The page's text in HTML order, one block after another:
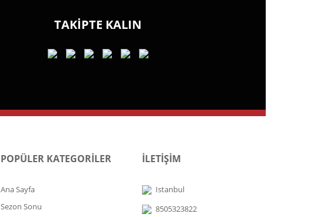
TAKİPTE KALIN
POPÜLER KATEGORİLER
Ana Sayfa
Sezon Sonu
İLETİŞİM
Istanbul
8505323822